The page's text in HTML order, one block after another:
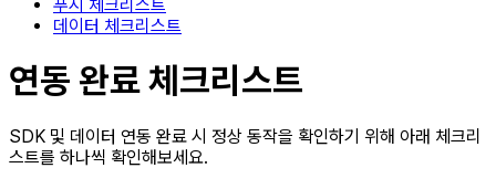
푸시 체크리스트
데이터 체크리스트
연동 완료 체크리스트
SDK 및 데이터 연동 완료 시 정상 동작을 확인하기 위해 아래 체크리
스트를 하나씩 확인해보세요.